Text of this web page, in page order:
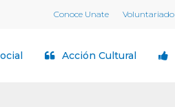
Conoce Unate Voluntariado
Acción Cultural